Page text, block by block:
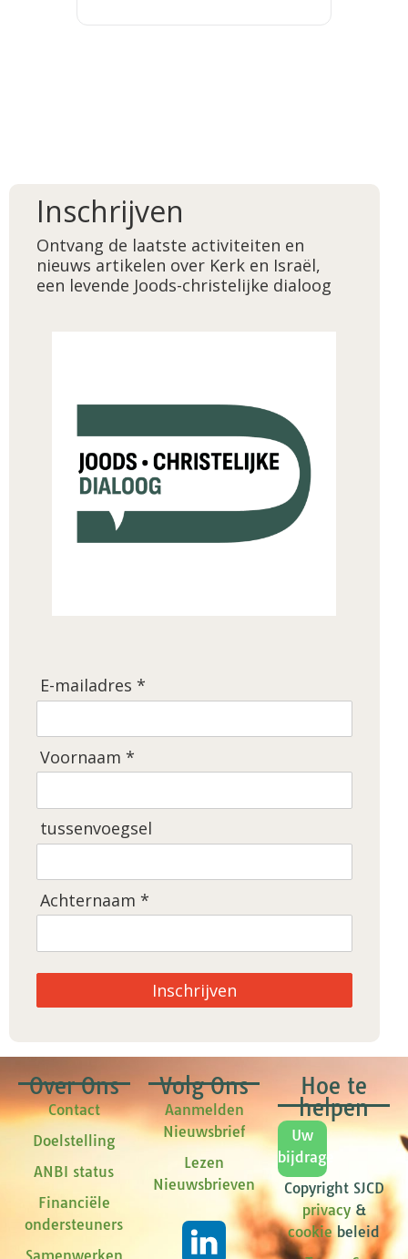
Inschrijven
Ontvang de laatste activiteiten en
nieuws artikelen over Kerk en Israël,
een levende Joods-christelijke dialoog
E-mailadres *
Voornaam *
tussenvoegsel
Achternaam *
Inschrijven
Over Ons
Contact
Doelstelling
ANBI status
Financiële
ondersteuners
Samenwerken
Volg Ons
Aanmelden
Nieuwsbrief
Lezen
Nieuwsbrieven
Hoe te
helpen
Uw
bijdrage
Copyright SJCD
privacy&
cookie beleid